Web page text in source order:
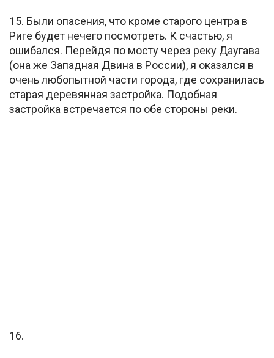
15. Были опасения, что кроме старого центра в
Риге будет нечего посмотреть. К счастью, я
ошибался. Перейдя по мосту через реку Даугава
(она же Западная Двина в России), я оказался в
очень любопытной части города, где сохранилась
старая деревянная застройка. Подобная
застройка встречается по обе стороны реки.
16.